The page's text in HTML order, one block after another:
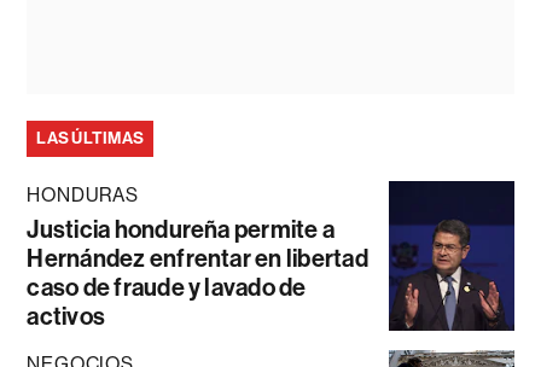
LAS ÚLTIMAS
HONDURAS
Justicia hondureña permite a
Hernández enfrentar en libertad
caso de fraude y lavado de
activos